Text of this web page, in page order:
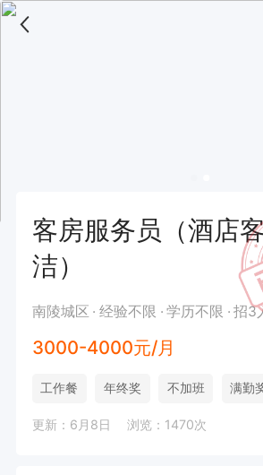
客房服务员（酒店
洁）
南陵城区 经验不限 学历不限 招3
3000-4000元/月
工作餐 年终奖 不加班 满勤
更新：6月8日 浏览：1470次